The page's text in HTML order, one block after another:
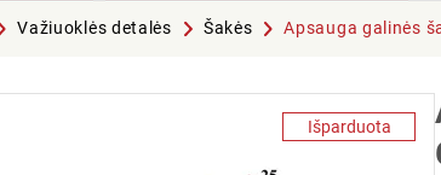
Važiuoklės detalės Šakės Apsauga galinės
Išparduota